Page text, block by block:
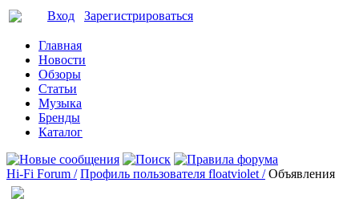
Вход Зарегистрироваться
Главная
Новости
Обзоры
Статьи
Музыка
Бренды
Каталог
Hi-Fi Forum / Профиль пользователя floatviolet / Объявления